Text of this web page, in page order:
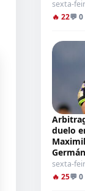
sexta-
🔥 22💬 0
duelo
sexta-
🔥 25💬 0